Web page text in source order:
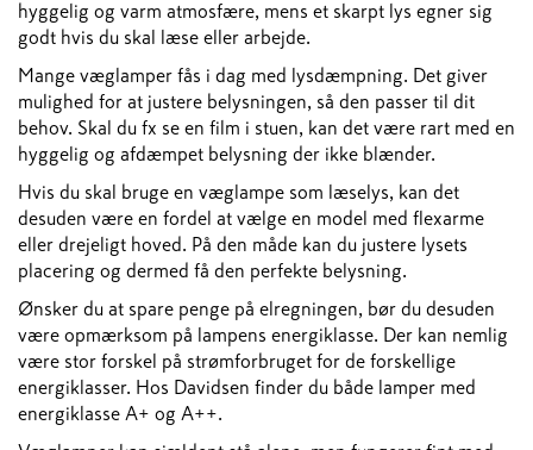
hyggelig og varm atmosfære, mens et skarpt lys egner sig
godt hvis du skal læse eller arbejde.
Mange væglamper fås i dag med lysdæmpning. Det giver
mulighed for at justere belysningen, så den passer til dit
behov. Skal du fx se en film i stuen, kan det være rart med en
hyggelig og afdæmpet belysning der ikke blænder.
Hvis du skal bruge en væglampe som læselys, kan det
desuden være en fordel at vælge en model med flexarme
eller drejeligt hoved. På den måde kan du justere lysets
placering og dermed få den perfekte belysning.
Ønsker du at spare penge på elregningen, bør du desuden
være opmærksom på lampens energiklasse. Der kan nemlig
være stor forskel på strømforbruget for de forskellige
energiklasser. Hos Davidsen finder du både lamper med
energiklasse A+ og A++.